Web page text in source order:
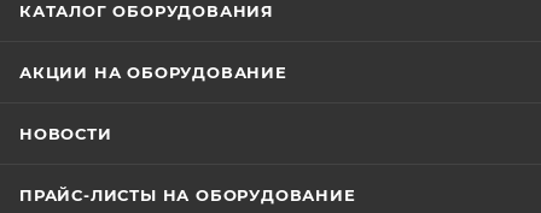
КАТАЛОГ ОБОРУДОВАНИЯ
АКЦИИ НА ОБОРУДОВАНИЕ
НОВОСТИ
ПРАЙС-ЛИСТЫ НА ОБОРУДОВАНИЕ